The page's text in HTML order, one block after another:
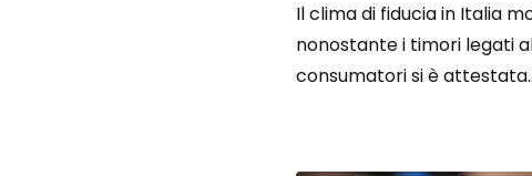
Il clima di fiducia in Italia
nonostante i timori legati
consumatori si è